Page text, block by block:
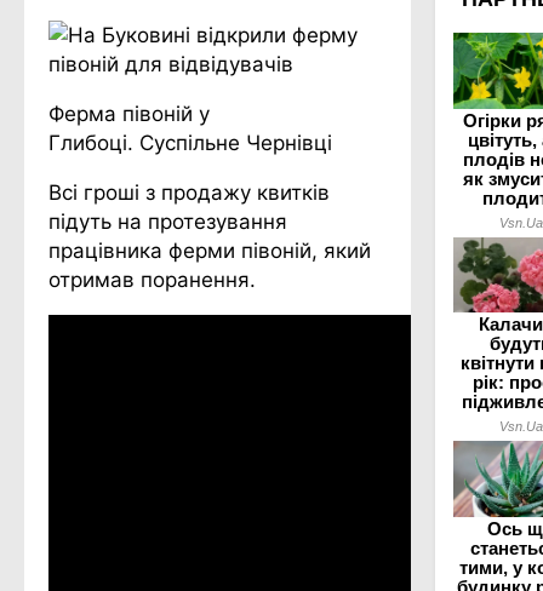
Ферма півоній у
Глибоці. Суспільне Чернівці
Всі гроші з продажу квитків
підуть на протезування
працівника ферми півоній, який
отримав поранення.